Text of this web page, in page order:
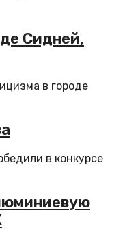
Сидней,
в городе
в конкурсе